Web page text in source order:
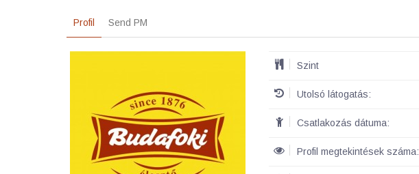
Profil Send PM
Szint
Utolsó látogatás:
Csatlakozás dátuma:
Profil megtekintések száma: